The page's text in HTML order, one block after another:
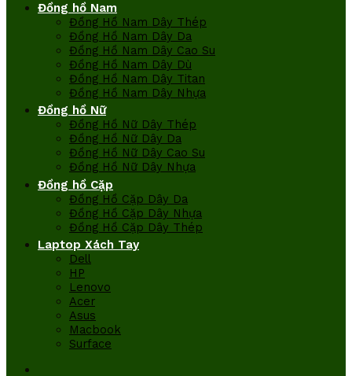
Đồng hồ Nam
Đồng Hồ Nam Dây Thép
Đồng Hồ Nam Dây Da
Đồng Hồ Nam Dây Cao Su
Đồng Hồ Nam Dây Dù
Đồng Hồ Nam Dây Titan
Đồng Hồ Nam Dây Nhựa
Đồng hồ Nữ
Đồng Hồ Nữ Dây Thép
Đồng Hồ Nữ Dây Da
Đồng Hồ Nữ Dây Cao Su
Đồng Hồ Nữ Dây Nhựa
Đồng hồ Cặp
Đồng Hồ Cặp Dây Da
Đồng Hồ Cặp Dây Nhựa
Đồng Hồ Cặp Dây Thép
Laptop Xách Tay
Dell
HP
Lenovo
Acer
Asus
Macbook
Surface